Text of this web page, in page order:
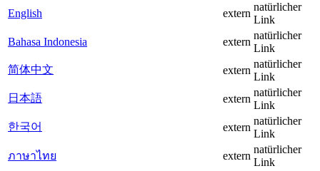
English
extern
natürlicher
Link
Bahasa Indonesia
extern
natürlicher
Link
简体中文
extern
natürlicher
Link
日本語
extern
natürlicher
Link
한국어
extern
natürlicher
Link
ภาษาไทย
extern
natürlicher
Link